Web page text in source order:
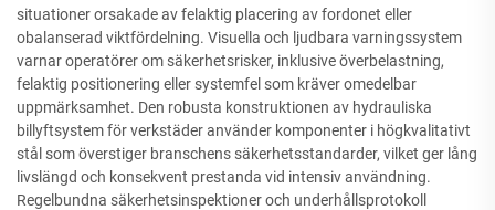
situationer orsakade av felaktig placering av fordonet eller
obalanserad viktfördelning. Visuella och ljudbara varningssystem
varnar operatörer om säkerhetsrisker, inklusive överbelastning,
felaktig positionering eller systemfel som kräver omedelbar
uppmärksamhet. Den robusta konstruktionen av hydrauliska
billyftsystem för verkstäder använder komponenter i högkvalitativt
stål som överstiger branschens säkerhetsstandarder, vilket ger lång
livslängd och konsekvent prestanda vid intensiv användning.
Regelbundna säkerhetsinspektioner och underhållsprotokoll